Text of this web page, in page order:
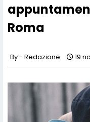
Roma
Redazione 19